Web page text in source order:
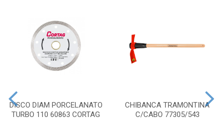
DISCO DIAM PORCELANATO
TURBO 110 60863 CORTAG
CHIBANCA TRAMONTINA
C/CABO 77305/543